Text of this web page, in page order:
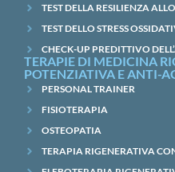
TEST DELLA RESILIENZA
TEST DELLO STRESS
CHECK-UP PREDITTIVO
TERAPIE DI MEDICINA
POTENZIATIVA E ANTI-
PERSONAL TRAINER
FISIOTERAPIA
OSTEOPATIA
TERAPIA RIGENERATIVA